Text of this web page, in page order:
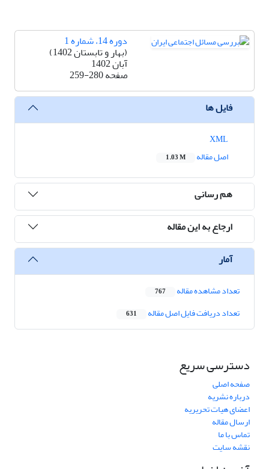
دوره 14، شماره 1
(بهار و تابستان 1402)
آبان 1402
صفحه259-280
فایل ها
اصل مقاله
1.03 M
هم رسانی
ارجاع به این مقاله
آمار
تعداد مشاهده مقاله 767
تعداد دریافت فایل اصل مقاله 631
دسترسی سریع
صفحه اصلی
درباره نشریه
اعضای هیات تحریریه
ارسال مقاله
تماس با ما
نقشه سایت